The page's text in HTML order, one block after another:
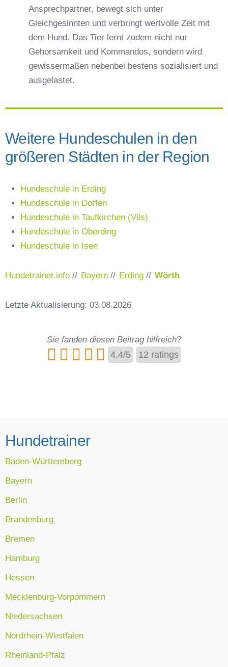
Ansprechpartner, bewegt sich unter
Gleichgesinnten und verbringt wertvolle Zeit mit
dem Hund. Das Tier lernt zudem nicht nur
Gehorsamkeit und Kommandos, sondern wird
gewissermaßen nebenbei bestens sozialisiert und
ausgelastet.
Weitere Hundeschulen in den
größeren Städten in der Region
Hundeschule in Erding
Hundeschule in Dorfen
Hundeschule in Taufkirchen (Vils)
Hundeschule in Oberding
Hundeschule in Isen
Hundetrainer.info // Bayern // Erding // Wörth
Letzte Aktualisierung: 03.08.2026
Sie fanden diesen Beitrag hilfreich?
4.4/5 12 ratings
Hundetrainer
Baden-Württemberg
Bayern
Berlin
Brandenburg
Bremen
Hamburg
Hessen
Mecklenburg-Vorpommern
Niedersachsen
Nordrhein-Westfalen
Rheinland-Pfalz